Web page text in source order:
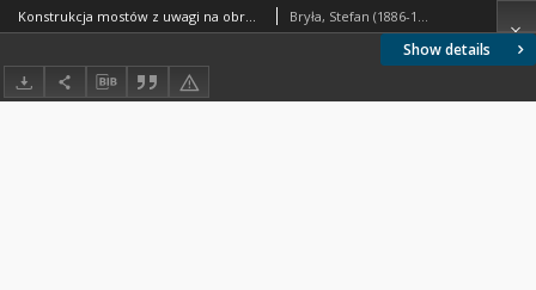
Show details
Konstrukcja mostów z uwagi na obronę przeciwlotniczą : referat zgłoszony na IV Zjazd Inzynierów Budowlanych Bryła, Stefan (1886-1943).